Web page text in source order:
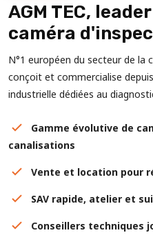
AGM TEC,
caméra
N°1 européen du secteur de la
conçoit et commercialise
industrielle dédiées au
Gamme évolutive de
canalisations
Vente et location pour
SAV rapide, atelier et
Conseillers techniques